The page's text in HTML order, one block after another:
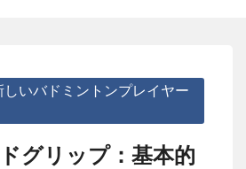
いバドミントンプレイヤー
グリップ：基本的